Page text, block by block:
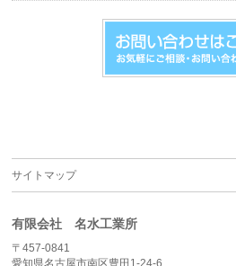
サイトマップ
有限会社 名水工業所
〒457-0841
愛知県名古屋市南区豊田1-24-6